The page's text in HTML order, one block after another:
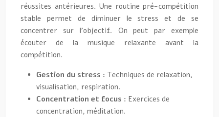
réussites antérieures. Une routine pré-compétition
stable permet de diminuer le stress et de se
concentrer sur l’objectif. On peut par exemple
écouter de la musique relaxante avant la
compétition.
Gestion du stress : Techniques de relaxation,
visualisation, respiration.
Concentration et focus : Exercices de
concentration, méditation.